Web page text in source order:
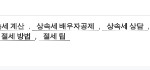
세 계산 , 상속세 배우자공제 , 상속세 상담 ,
세 방법
, 절세 팁